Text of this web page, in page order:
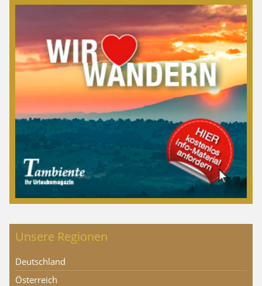
Unsere Regionen
Deutschland
Österreich